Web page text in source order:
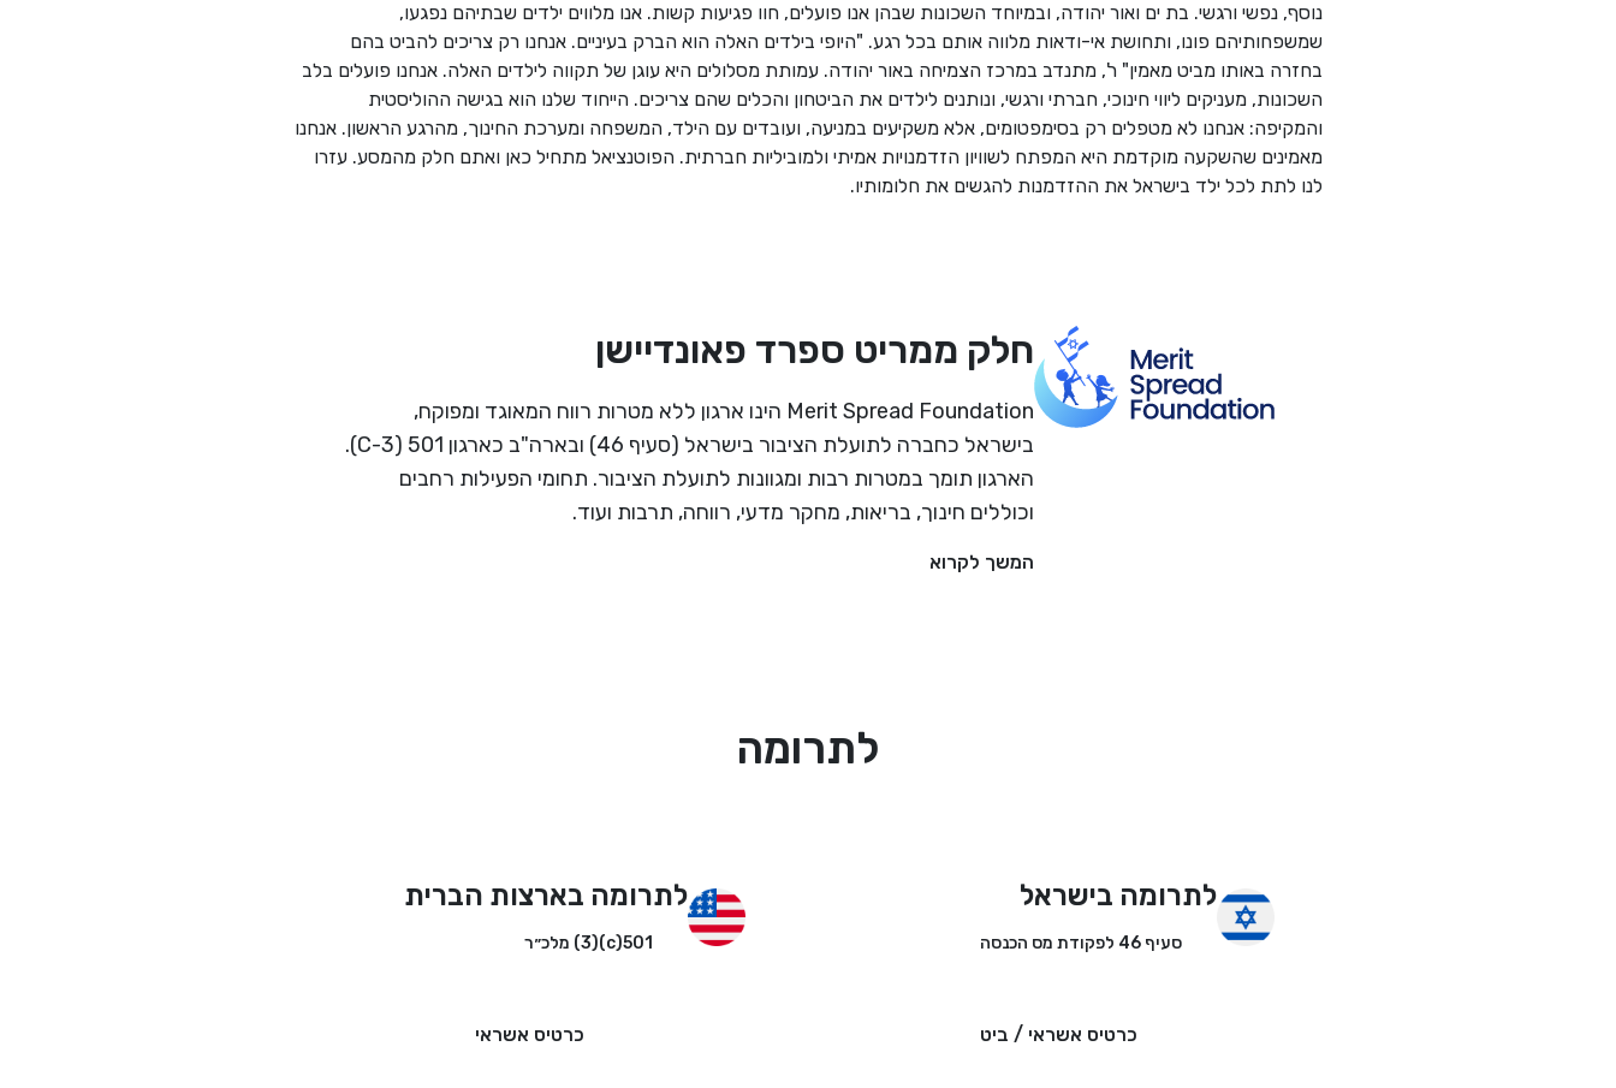
נוסף, נפשי ורגשי. בת ים ואור יהודה, ובמיוחד השכונות שבהן אנו פועלים, חוו פגיעות קשות. אנו מלווים ילדים שבתיהם נפגעו,
שמשפחותיהם פונו, ותחושת אי-ודאות מלווה אותם בכל רגע. "היופי בילדים האלה הוא הברק בעיניים. אנחנו רק צריכים להביט בהם
בחזרה באותו מביט מאמין" ר', מתנדב במרכז הצמיחה באור יהודה. עמותת מסלולים היא עוגן של תקווה לילדים האלה. אנחנו פועלים בלב
השכונות, מעניקים ליווי חינוכי, חברתי ורגשי, ונותנים לילדים את הביטחון והכלים שהם צריכים. הייחוד שלנו הוא בגישה ההוליסטית
והמקיפה: אנחנו לא מטפלים רק בסימפטומים, אלא משקיעים במניעה, ועובדים עם הילד, המשפחה ומערכת החינוך, מהרגע הראשון. אנחנו
מאמינים שהשקעה מוקדמת היא המפתח לשוויון הזדמנויות אמיתי ולמוביליות חברתית. הפוטנציאל מתחיל כאן ואתם חלק מהמסע. עזרו
לנו לתת לכל ילד בישראל את ההזדמנות להגשים את חלומותיו.
חלק ממריט ספרד פאונדיישן
Merit Spread Foundation הינו ארגון ללא מטרות רווח המאוגד ומפוקח,
בישראל כחברה לתועלת הציבור בישראל (סעיף 46) ובארה"ב כארגון 501 (C-3).
הארגון תומך במטרות רבות ומגוונות לתועלת הציבור. תחומי הפעילות רחבים
וכוללים חינוך, בריאות, מחקר מדעי, רווחה, תרבות ועוד.
המשך לקרוא
לתרומה
לתרומה בישראל
סעיף 46 לפקודת מס הכנסה
כרטיס אשראי / ביט
לתרומה בארצות הברית
501(c)(3) מלכ״ר
כרטיס אשראי